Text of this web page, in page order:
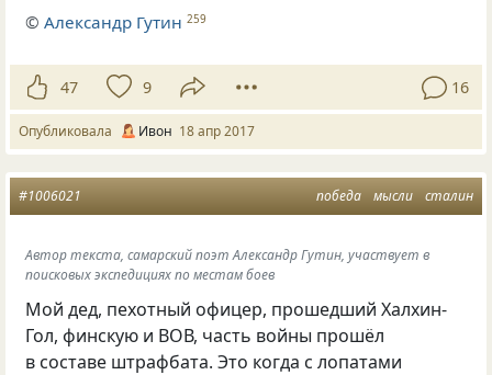
©Александр Гутин 259
47 9 16
Опубликовала Ивон 18 апр 2017
победа мысли сталин
#1006021
Автор текста, самарский поэт Александр Гутин, участвует в
поисковых экспедициях по местам боев
Мой дед, пехотный офицер, прошедший Халхин-
Гол, финскую и ВОВ, часть войны прошёл
в составе штрафбата. Это когда с лопатами